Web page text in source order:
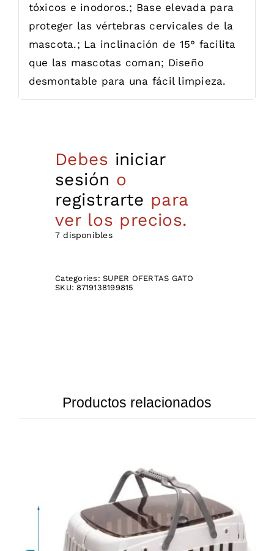
tóxicos e inodoros.; Base elevada para
proteger las vértebras cervicales de la
mascota.; La inclinación de 15° facilita
que las mascotas coman; Diseño
desmontable para una fácil limpieza.
Debes iniciar
sesión o
registrarte para
ver los precios.
7 disponibles
Categories:SUPER OFERTAS GATO
SKU: 8719138199815
Productos relacionados